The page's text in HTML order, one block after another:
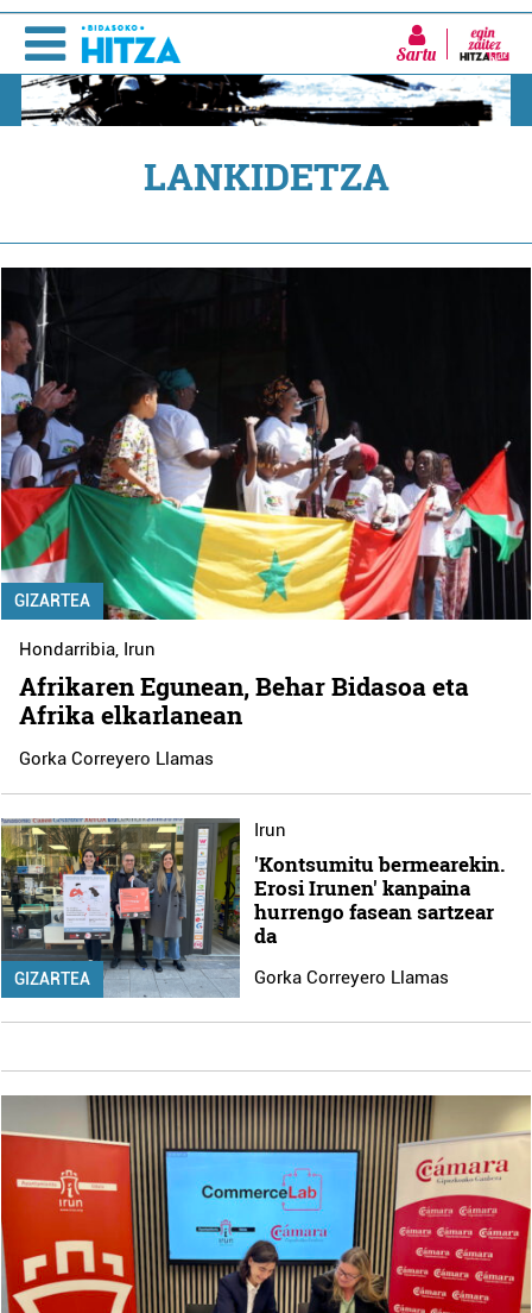
Sartu
LANKIDETZA
GIZARTEA
Hondarribia, Irun
Afrikaren Egunean, Behar Bidasoa eta
Afrika elkarlanean
Gorka Correyero Llamas
GIZARTEA
Irun
'Kontsumitu bermearekin.
Erosi Irunen' kanpaina
hurrengo fasean sartzear
da
Gorka Correyero Llamas